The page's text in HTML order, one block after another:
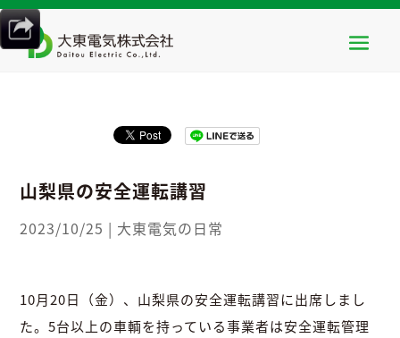
HOME>大東電気の日常
山梨県の安全運転講習
2023/10/25 | 大東電気の日常
10月20日（金）、山梨県の安全運転講習に出席しまし
た。5台以上の車輌を持っている事業者は安全運転管理